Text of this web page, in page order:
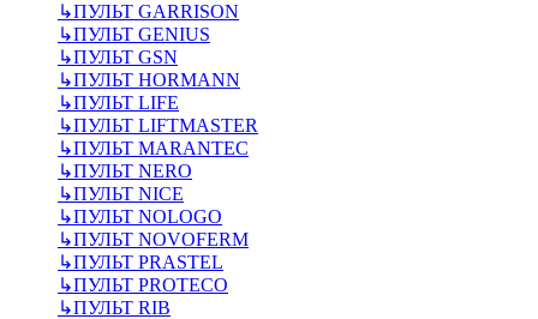
↳ПУЛЬТ GARRISON
↳ПУЛЬТ GENIUS
↳ПУЛЬТ GSN
↳ПУЛЬТ HORMANN
↳ПУЛЬТ LIFE
↳ПУЛЬТ LIFTMASTER
↳ПУЛЬТ MARANTEC
↳ПУЛЬТ NERO
↳ПУЛЬТ NICE
↳ПУЛЬТ NOLOGO
↳ПУЛЬТ NOVOFERM
↳ПУЛЬТ PRASTEL
↳ПУЛЬТ PROTECO
↳ПУЛЬТ RIB